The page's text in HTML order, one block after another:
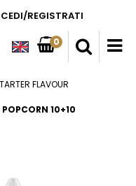
REGISTRATI
0
FLAVOUR
10+10